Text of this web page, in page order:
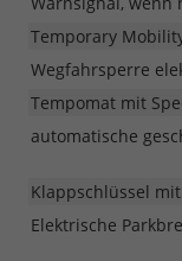
Temporary
Wegfahrsperre
Tempomat mit
automatische
Klappschlüssel
Elektrische